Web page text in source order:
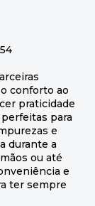
conforto ao
praticidade
para
e
durante a
ou até
e
ter sempre